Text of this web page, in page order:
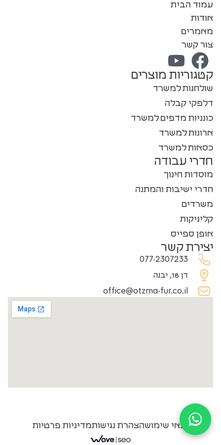
עמוד הבית
אודות
מאמרים
צור קשר
קטגוריות מוצרים
שולחנות למשרד
דלפקי קבלה
כונניות מדפים למשרד
ארונות למשרד
כסאות למשרד
חדרי עבודה
מוסדות חינוך
חדרי ישיבות והמתנה
משרדים
קליניקות
אופן ספייס
יצירת קשר
077-2307233
דן 18, יבנה
office@otzma-fur.co.il
תנאי שימושהצהרת נגישותמדיניות פרטיות